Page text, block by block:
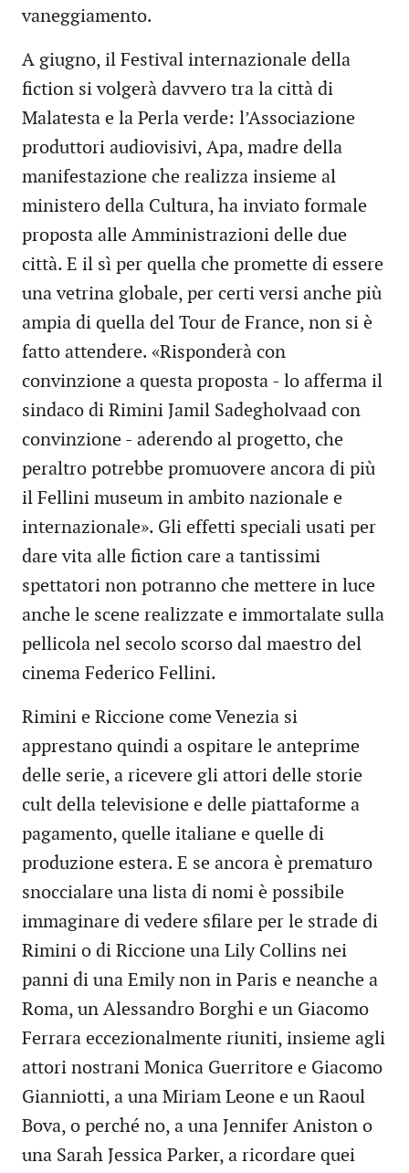
vaneggiamento.
A giugno, il Festival internazionale della
fiction si volgerà davvero tra la città di
Malatesta e la Perla verde: l’Associazione
produttori audiovisivi, Apa, madre della
manifestazione che realizza insieme al
ministero della Cultura, ha inviato formale
proposta alle Amministrazioni delle due
città. E il sì per quella che promette di essere
una vetrina globale, per certi versi anche più
ampia di quella del Tour de France, non si è
fatto attendere. «Risponderà con
convinzione a questa proposta - lo afferma il
sindaco di Rimini Jamil Sadegholvaad con
convinzione - aderendo al progetto, che
peraltro potrebbe promuovere ancora di più
il Fellini museum in ambito nazionale e
internazionale». Gli effetti speciali usati per
dare vita alle fiction care a tantissimi
spettatori non potranno che mettere in luce
anche le scene realizzate e immortalate sulla
pellicola nel secolo scorso dal maestro del
cinema Federico Fellini.
Rimini e Riccione come Venezia si
apprestano quindi a ospitare le anteprime
delle serie, a ricevere gli attori delle storie
cult della televisione e delle piattaforme a
pagamento, quelle italiane e quelle di
produzione estera. E se ancora è prematuro
snoccialare una lista di nomi è possibile
immaginare di vedere sfilare per le strade di
Rimini o di Riccione una Lily Collins nei
panni di una Emily non in Paris e neanche a
Roma, un Alessandro Borghi e un Giacomo
Ferrara eccezionalmente riuniti, insieme agli
attori nostrani Monica Guerritore e Giacomo
Gianniotti, a una Miriam Leone e un Raoul
Bova, o perché no, a una Jennifer Aniston o
una Sarah Jessica Parker, a ricordare quei